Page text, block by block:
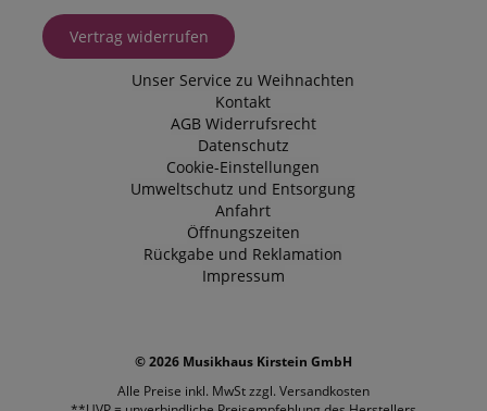
Vertrag widerrufen
Unser Service zu Weihnachten
Kontakt
AGB Widerrufsrecht
Datenschutz
Cookie-Einstellungen
Umweltschutz und Entsorgung
Anfahrt
Öffnungszeiten
Rückgabe und Reklamation
Impressum
© 2026 Musikhaus Kirstein GmbH
Alle Preise inkl. MwSt zzgl. Versandkosten